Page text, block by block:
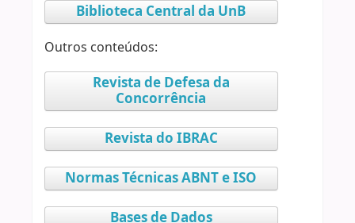
Biblioteca Central da UnB
Outros conteúdos:
Revista de Defesa da
Concorrência
Revista do IBRAC
Normas Técnicas ABNT e ISO
Bases de Dados